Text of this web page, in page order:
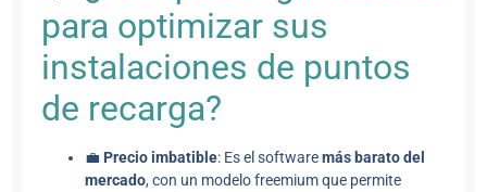
para optimizar sus
instalaciones de puntos
de recarga?
💼 Precio imbatible: Es el softwaremás barato del
mercado, con un modelo freemium que permite